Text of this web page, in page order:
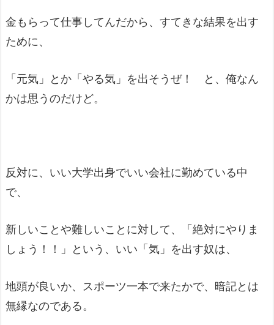
金もらって仕事してんだから、すてきな結果を出す
ために、
「元気」とか「やる気」を出そうぜ！ と、俺なん
かは思うのだけど。
反対に、いい大学出身でいい会社に勤めている中
で、
新しいことや難しいことに対して、「絶対にやりま
しょう！！」という、いい「気」を出す奴は、
地頭が良いか、スポーツ一本で来たかで、暗記とは
無縁なのである。